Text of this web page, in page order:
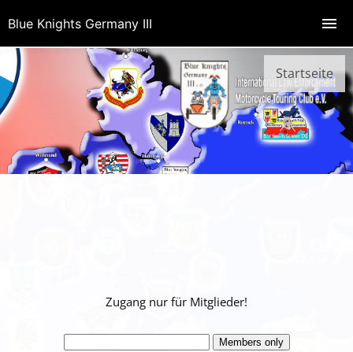
Startseite
Zugang nur für Mitglieder!
Blue Knights Germany III